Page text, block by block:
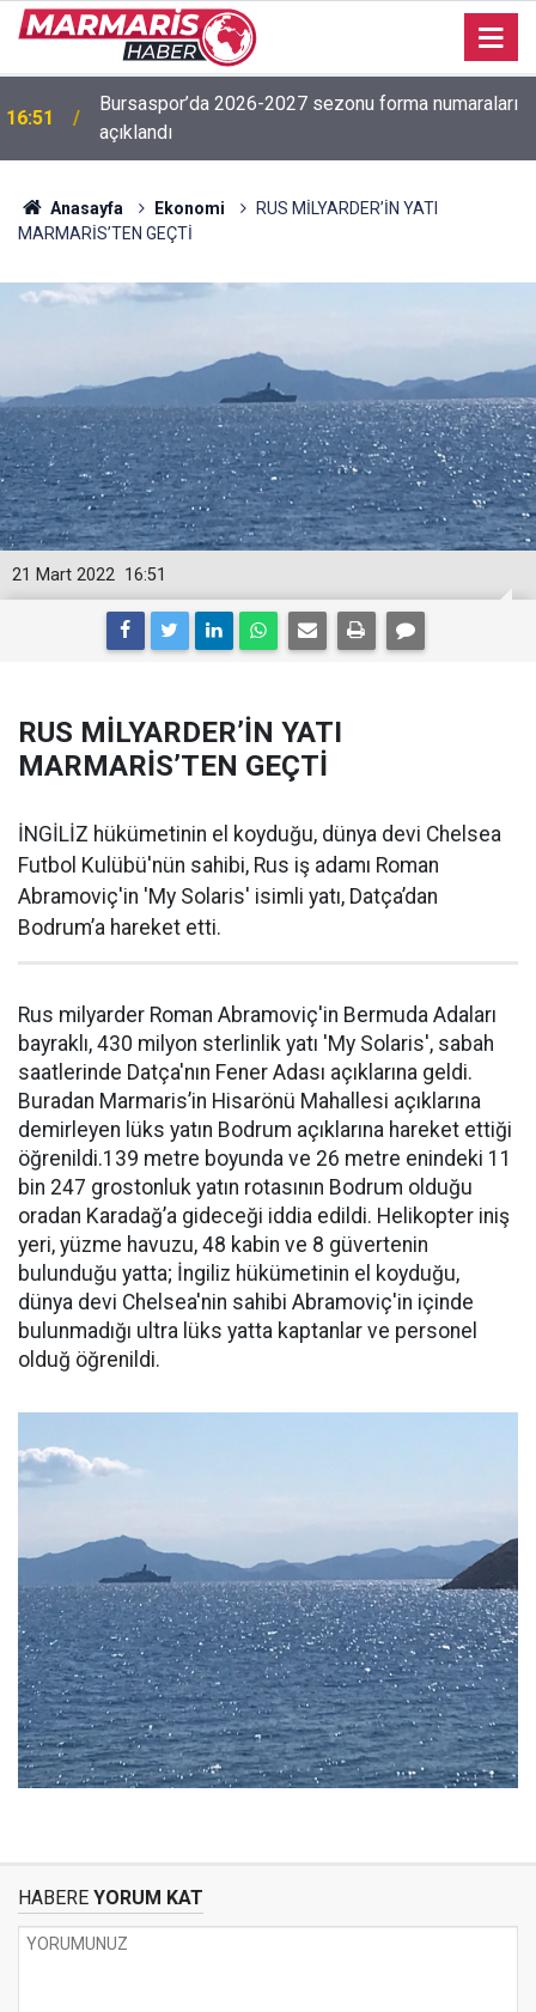
16:50
İşitme Engelliler Genç Kız Futsal Milli Takımı,
Bilecik’te kampa girdi
Anasayfa Ekonomi
RUS MİLYARDER’İN YATI
MARMARİS’TEN GEÇTİ
16:51
21 Mart 2022
RUS MİLYARDER’İN YATI
MARMARİS’TEN GEÇTİ
İNGİLİZ hükümetinin el koyduğu, dünya devi Chelsea
Futbol Kulübü'nün sahibi, Rus iş adamı Roman
Abramoviç'in 'My Solaris' isimli yatı, Datça’dan
Bodrum’a hareket etti.
Rus milyarder Roman Abramoviç'in Bermuda Adaları
bayraklı, 430 milyon sterlinlik yatı 'My Solaris', sabah
saatlerinde Datça'nın Fener Adası açıklarına geldi.
Buradan Marmaris’in Hisarönü Mahallesi açıklarına
demirleyen lüks yatın Bodrum açıklarına hareket ettiği
öğrenildi.139 metre boyunda ve 26 metre enindeki 11
bin 247 grostonluk yatın rotasının Bodrum olduğu
oradan Karadağ’a gideceği iddia edildi. Helikopter iniş
yeri, yüzme havuzu, 48 kabin ve 8 güvertenin
bulunduğu yatta; İngiliz hükümetinin el koyduğu,
dünya devi Chelsea'nin sahibi Abramoviç'in içinde
bulunmadığı ultra lüks yatta kaptanlar ve personel
olduğ öğrenildi.
HABERE YORUM KAT